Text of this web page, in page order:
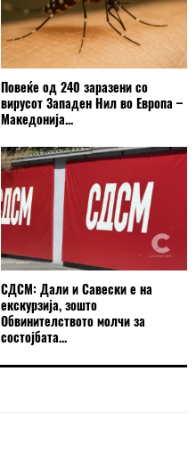
Повеќе од 240 заразени со
вирусот Западен Нил во Европа –
Македонија...
СДСМ: Дали и Савески е на
екскурзија, зошто
Обвинителството молчи за
состојбата...